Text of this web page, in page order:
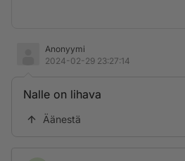
Anonyymi
2024-02-29 23:27:14
Nalle on lihava
Äänestä